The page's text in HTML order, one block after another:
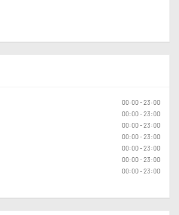
00:00 - 23:00
00:00 - 23:00
00:00 - 23:00
00:00 - 23:00
00:00 - 23:00
00:00 - 23:00
00:00 - 23:00